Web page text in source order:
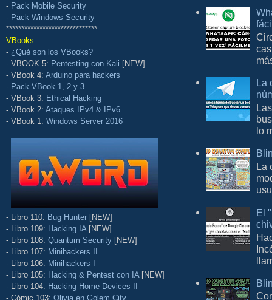
- Pack Mobile Security
- Pack Windows Security
******************************
VBooks
- ¿Qué son los VBooks?
- VBOOK 5: Pentesting con Kali [NEW]
- VBook 4: Arduino para hackers
- Pack VBook 1, 2 y 3
- VBook 3: Ethical Hacking
- VBook 2: Ataques IPv4 & IPv6
- VBook 1: Windows Server 2016
- Libro 110: Bug Hunter [NEW]
- Libro 109: Hacking IA [NEW]
- Libro 108: Quantum Security [NEW]
- Libro 107: Minihackers II
- Libro 106: Minihackers I
- Libro 105: Hacking & Pentest con IA [NEW]
- Libro 104: Hacking Home Devices II
- Cómic 103: Olivia en Golem City
La
lo
La
El